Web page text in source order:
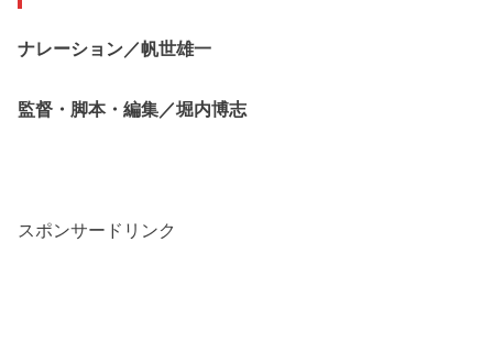
ナレーション／帆世雄一
監督・脚本・編集／堀内博志
スポンサードリンク